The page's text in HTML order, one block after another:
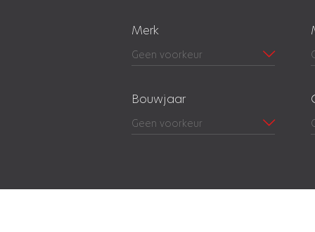
Merk
Bouwjaar